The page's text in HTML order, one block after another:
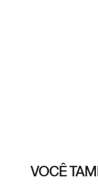
VOCÊ